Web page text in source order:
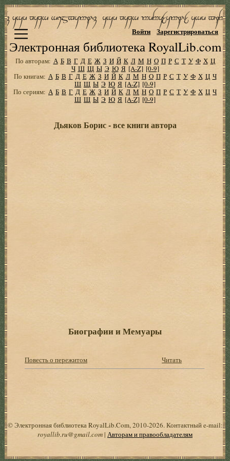
Электронная библиотека RoyalLib.com
Войти Зарегистрироваться
По авторам: А Б В Г Д Е Ж З И Й К Л М Н О П Р С Т У Ф Х Ц
Ч Ш Щ Ы Э Ю Я [A-Z] [0-9]
По книгам: А Б В Г Д Е Ж З И Й К Л М Н О П Р С Т У Ф Х Ц Ч
Ш Щ Ы Э Ю Я [A-Z] [0-9]
По сериям: А Б В Г Д Е Ж З И Й К Л М Н О П Р С Т У Ф Х Ц Ч
Ш Щ Ы Э Ю Я [A-Z] [0-9]
Дьяков Борис - все книги автора
Биографии и Мемуары
Повесть о пережитом Читать
© Электронная библиотека RoyalLib.Com, 2010-2026. Контактный e-mail:
royallib.ru@gmail.com| Авторам и правообладателям